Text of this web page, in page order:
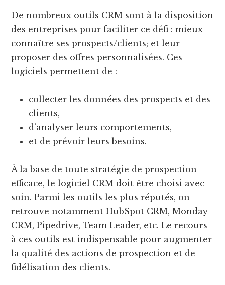
De nombreux outils CRM sont à la disposition
des entreprises pour faciliter ce défi : mieux
connaître ses prospects/clients; et leur
proposer des offres personnalisées. Ces
logiciels permettent de :
collecter les données des prospects et des
clients,
d’analyser leurs comportements,
et de prévoir leurs besoins.
À la base de toute stratégie de prospection
efficace, le logiciel CRM doit être choisi avec
soin. Parmi les outils les plus réputés, on
retrouve notamment HubSpot CRM, Monday
CRM, Pipedrive, Team Leader, etc. Le recours
à ces outils est indispensable pour augmenter
la qualité des actions de prospection et de
fidélisation des clients.